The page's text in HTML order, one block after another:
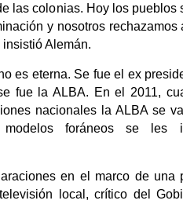
las colonias. Hoy los pueblos
y nosotros rechazamos
Alemán.
es eterna. Se fue el ex
fue la ALBA. En el 2011,
nacionales la ALBA se
foráneos se les
en el marco de una
local, crítico del